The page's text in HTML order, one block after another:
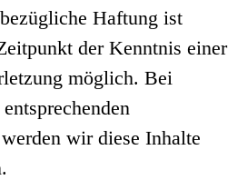
Haftung ist
der Kenntnis einer
möglich. Bei
wir diese Inhalte